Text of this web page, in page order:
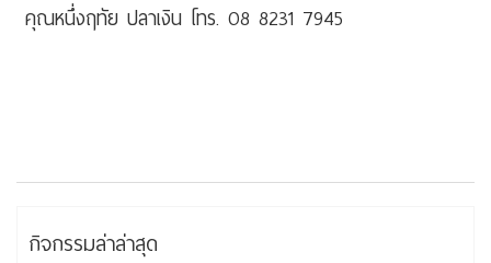
คุณหนึ่งฤทัย ปลาเงิน โทร. 08 8231 7945
กิจกรรมล่าล่าสุด